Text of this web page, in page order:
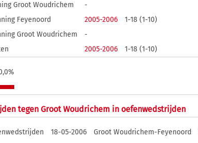
Groot Woudrichem
-
Feyenoord
2005-2006
1-18 (1-10)
Groot Woudrichem
-
2005-2006 1-18 (1-10)
tegen Groot Woudrichem in oefenwedstrijden
18-05-2006 Groot Woudrichem-Feyenoord